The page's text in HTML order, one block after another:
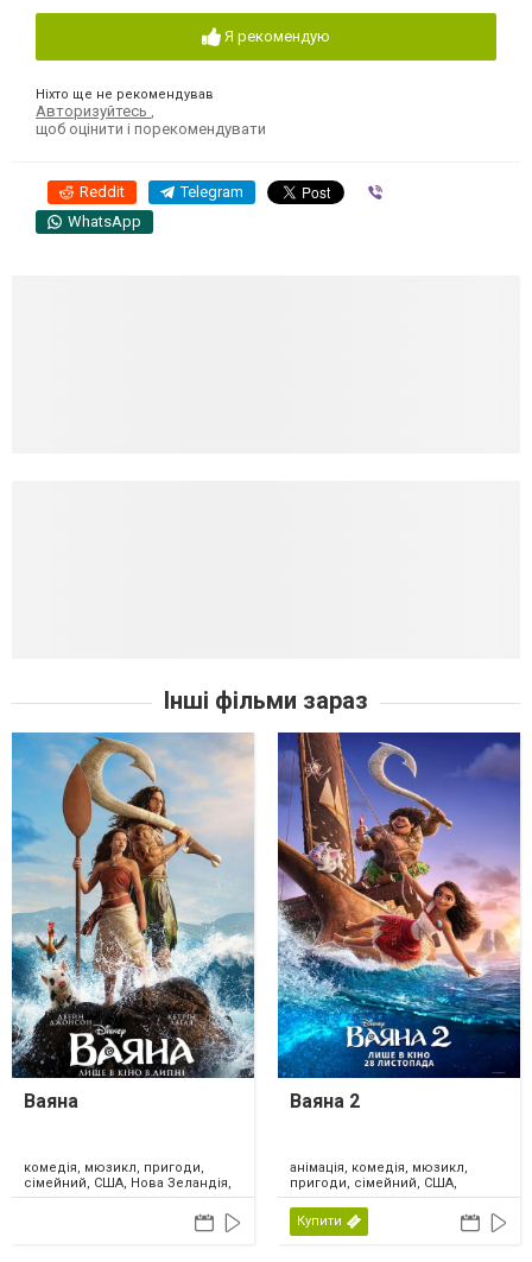
Я рекомендую
Ніхто ще не рекомендував
Авторизуйтесь ,
щоб оцінити і порекомендувати
Reddit Telegram
WhatsApp
Інші фільми зараз
Ваяна
комедія, мюзикл, пригоди,
сімейний, США, Нова Зеландія,
2026
Ваяна 2
анімація, комедія, мюзикл,
пригоди, сімейний, США,
Канада, 2024
Купити